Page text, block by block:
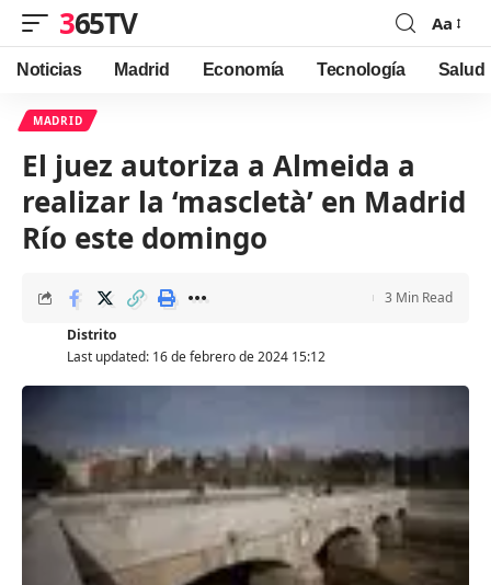
365TV
Font
Resizer
Aa
Noticias Madrid Economía Tecnología Salud
MADRID
El juez autoriza a Almeida a
realizar la ‘mascletà’ en Madrid
Río este domingo
Last updated: 16 de febrero de 2024 15:12
Distrito
3 Min Read